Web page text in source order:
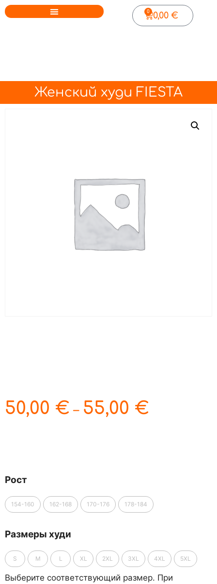
0,00€
0
Женский худи FIESTA
50,00 € – 55,00 €
Рост
154-160 162-168 170-176 178-184
Размеры худи
S M L XL 2XL 3XL 4XL 5XL
Выберите соответствующий размер. При